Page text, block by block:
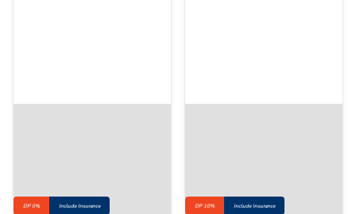
DP 0% Include Insurance DP 10% Include Insurance